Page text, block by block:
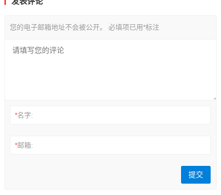
您的电子邮箱地址不会被公开。 必填项已用*标注
*名字:
*邮箱: